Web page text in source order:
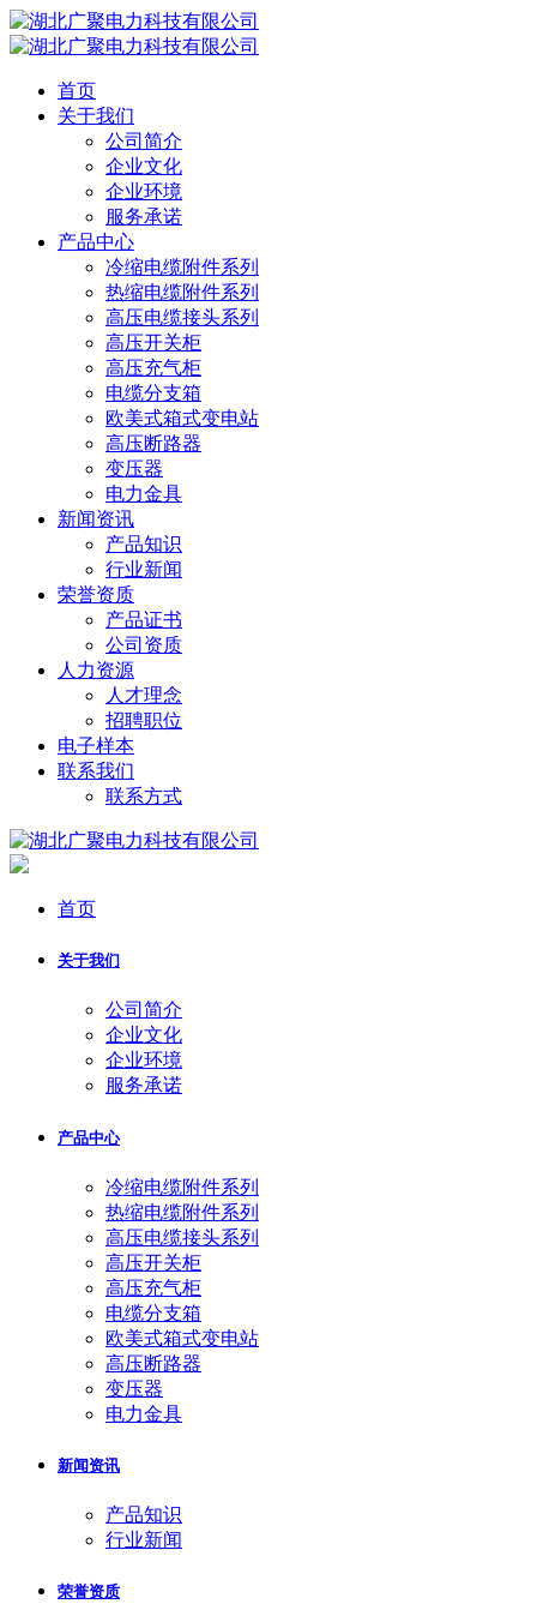
首页
关于我们
公司简介
企业文化
企业环境
服务承诺
产品中心
冷缩电缆附件系列
热缩电缆附件系列
高压电缆接头系列
高压开关柜
高压充气柜
电缆分支箱
欧美式箱式变电站
高压断路器
变压器
电力金具
新闻资讯
产品知识
行业新闻
荣誉资质
产品证书
公司资质
人力资源
人才理念
招聘职位
电子样本
联系我们
联系方式
首页
关于我们
公司简介
企业文化
企业环境
服务承诺
产品中心
冷缩电缆附件系列
热缩电缆附件系列
高压电缆接头系列
高压开关柜
高压充气柜
电缆分支箱
欧美式箱式变电站
高压断路器
变压器
电力金具
新闻资讯
产品知识
行业新闻
荣誉资质